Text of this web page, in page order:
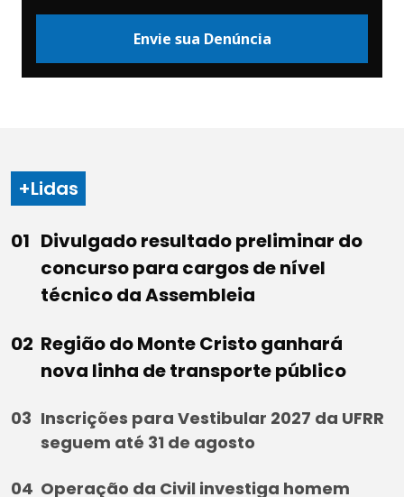
Envie sua Denúncia
+Lidas
Divulgado resultado preliminar do
concurso para cargos de nível
técnico da Assembleia
Região do Monte Cristo ganhará
nova linha de transporte público
Inscrições para Vestibular 2027 da UFRR
seguem até 31 de agosto
Operação da Civil investiga homem